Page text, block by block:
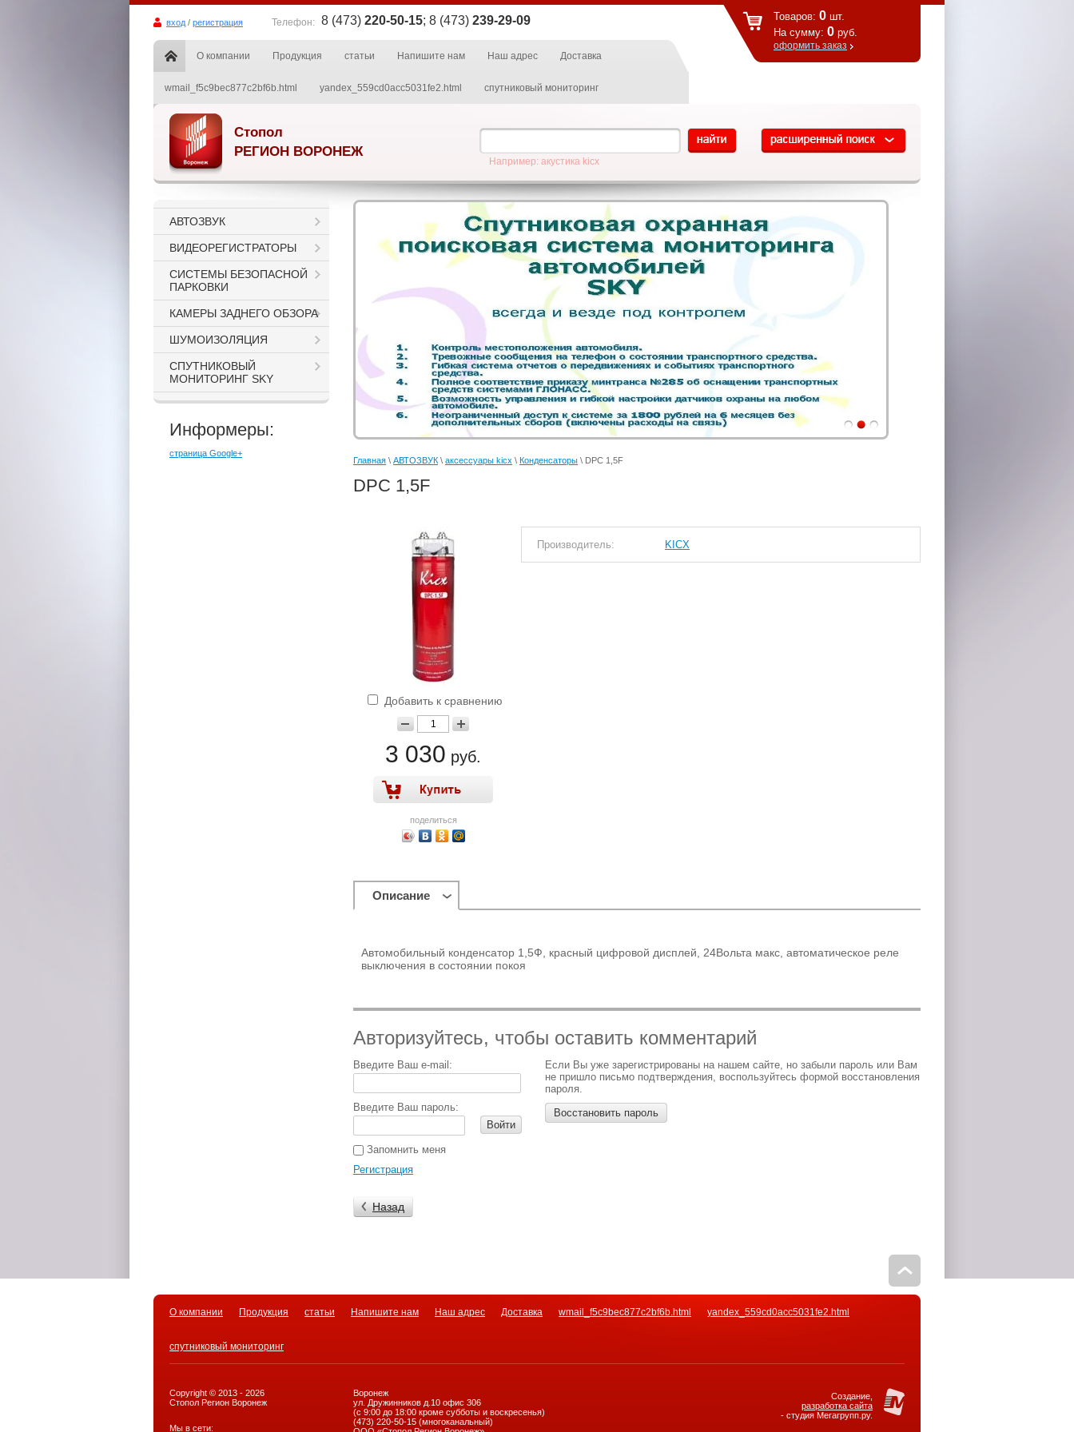
вход / регистрация Телефон: 8 (473) 220-50-15; 8 (473) 239-29-09
О компании Продукция статьи Напишите нам Наш адрес Доставка
wmail_f5c9bec877c2bf6b.html yandex_559cd0acc5031fe2.html спутниковый мониторинг
Товаров: 0 шт.
На сумму: 0 руб.
оформить заказ
Стопол
РЕГИОН ВОРОНЕЖ
Например: акустика kicx
АВТОЗВУК
ВИДЕОРЕГИСТРАТОРЫ
СИСТЕМЫ БЕЗОПАСНОЙ
ПАРКОВКИ
КАМЕРЫ ЗАДНЕГО ОБЗОРА
ШУМОИЗОЛЯЦИЯ
СПУТНИКОВЫЙ
МОНИТОРИНГ SKY
Информеры:
страница Google+
Главная \ АВТОЗВУК \ аксессуары kicx \ Конденсаторы \ DPC 1,5F
DPC 1,5F
Добавить к сравнению
3 030 руб.
поделиться
Производитель: KICX
Описание
Автомобильный конденсатор 1,5Ф, красный цифровой дисплей, 24Вольта макс, автоматическое реле
выключения в состоянии покоя
Авторизуйтесь, чтобы оставить комментарий
Введите Ваш e-mail:
Введите Ваш пароль:
Войти
Запомнить меня
Регистрация
Если Вы уже зарегистрированы на нашем сайте, но забыли пароль или Вам
не пришло письмо подтверждения, воспользуйтесь формой восстановления
пароля.
Восстановить пароль
Назад
О компании Продукция статьи Напишите нам Наш адрес Доставка wmail_f5c9bec877c2bf6b.html yandex_559cd0acc5031fe2.html
спутниковый мониторинг
Copyright © 2013 - 2026
Стопол Регион Воронеж
Мы в сети:
Воронеж
ул. Дружинников д.10 офис 306
(с 9:00 до 18:00 кроме субботы и воскресенья)
(473) 220-50-15 (многоканальный)
Создание,
разработка сайта
- студия Мегагрупп.ру.